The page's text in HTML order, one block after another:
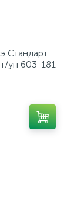
Стандарт
уп 603-181